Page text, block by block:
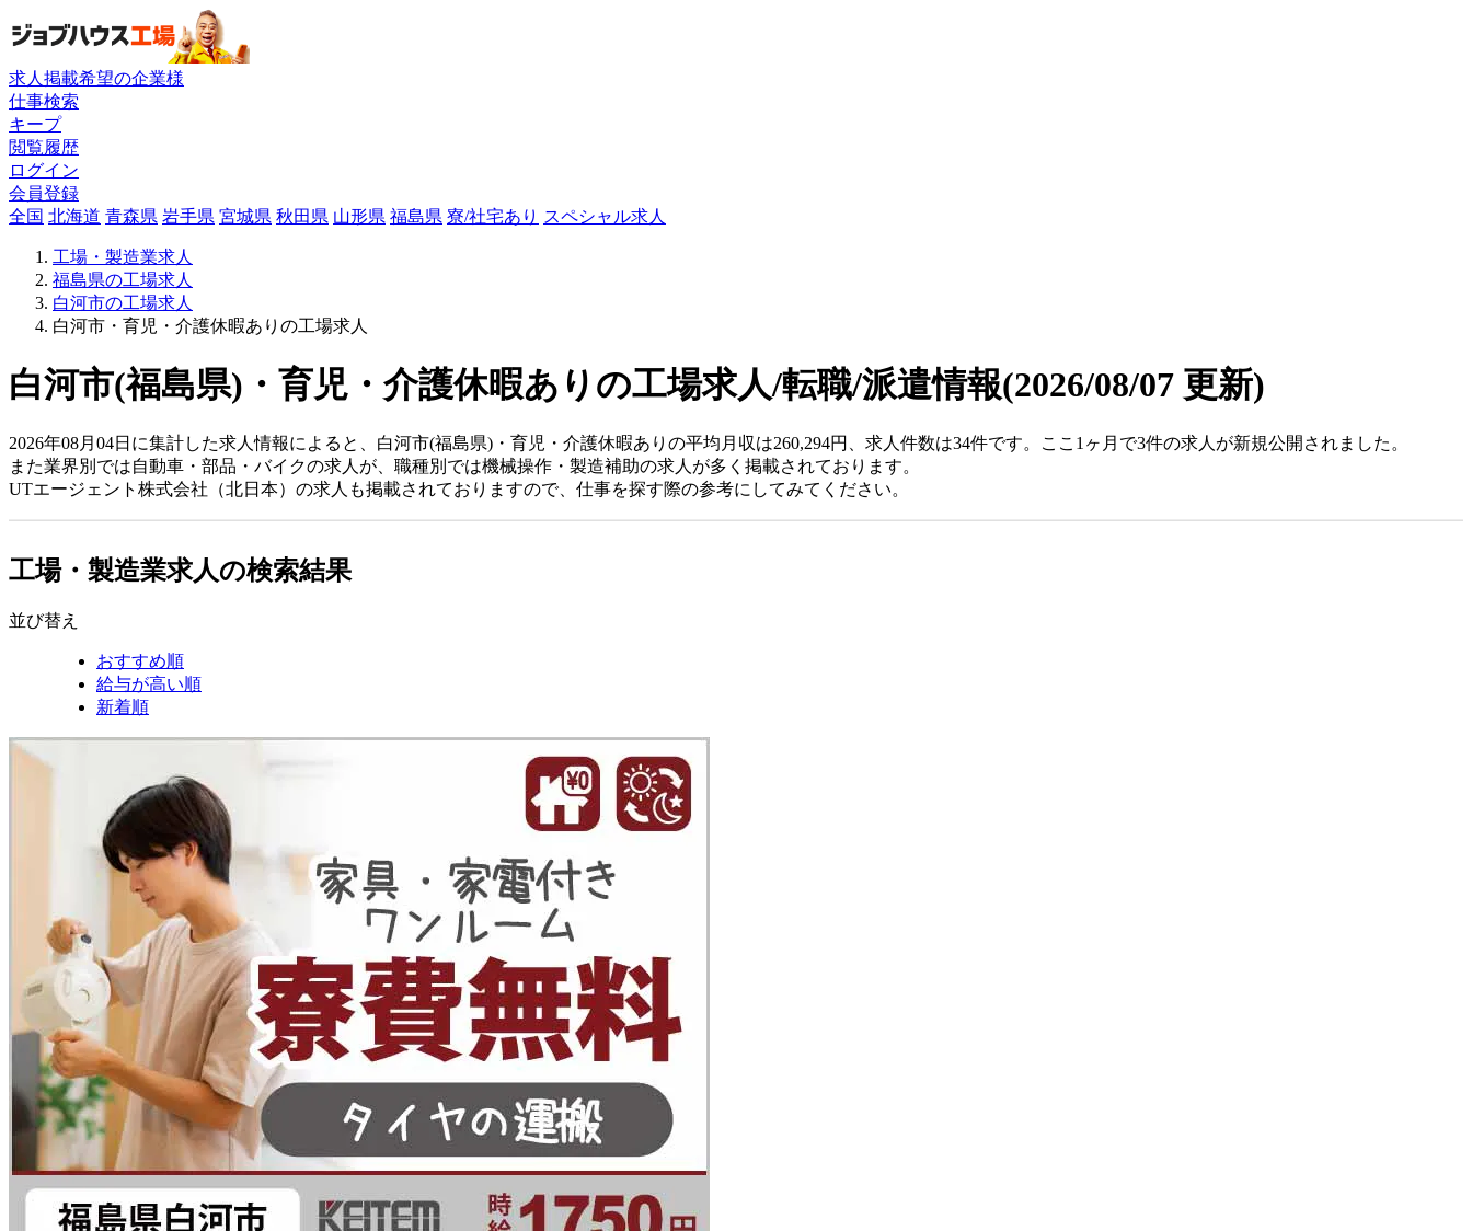
求人掲載希望の企業様
仕事検索
キープ
閲覧履歴
ログイン
会員登録
全国 北海道 青森県 岩手県 宮城県 秋田県 山形県 福島県 寮/社宅あり スペシャル求人
工場・製造業求人
福島県の工場求人
白河市の工場求人
白河市・育児・介護休暇ありの工場求人
白河市(福島県)・育児・介護休暇ありの工場求人/転職/派遣情報(2026/08/07 更新)
2026年08月04日に集計した求人情報によると、白河市(福島県)・育児・介護休暇ありの平均月収は260,294円、求人件数は34件です。ここ1ヶ月で3件の求人が新規公開されました。
また業界別では自動車・部品・バイクの求人が、職種別では機械操作・製造補助の求人が多く掲載されております。
UTエージェント株式会社（北日本）の求人も掲載されておりますので、仕事を探す際の参考にしてみてください。
工場・製造業求人の検索結果
並び替え
おすすめ順
給与が高い順
新着順